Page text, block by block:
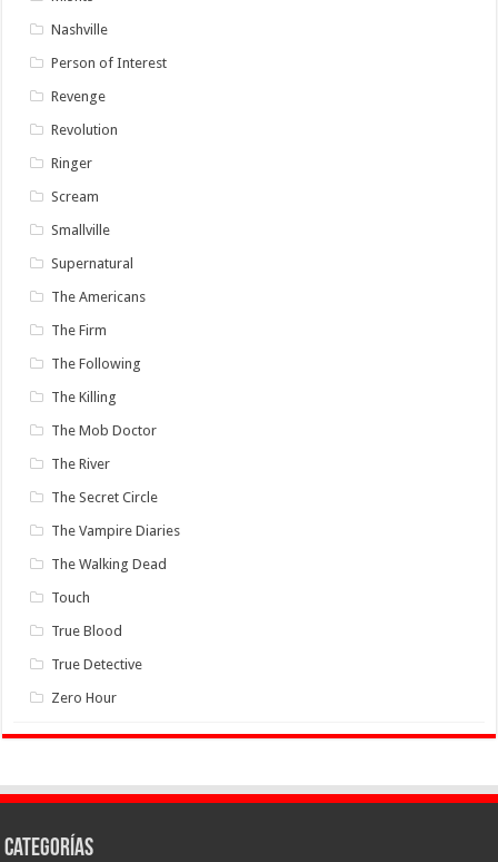
Nashville
Person of Interest
Revenge
Revolution
Ringer
Scream
Smallville
Supernatural
The Americans
The Firm
The Following
The Killing
The Mob Doctor
The River
The Secret Circle
The Vampire Diaries
The Walking Dead
Touch
True Blood
True Detective
Zero Hour
Categorías